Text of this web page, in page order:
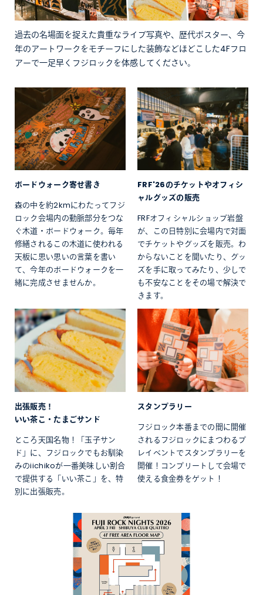
過去の名場面を捉えた貴重なライブ写真や、歴代ポスター、今
年のアートワークをモチーフにした装飾などほどこした4Fフロ
アーで一足早くフジロックを体感してください。
ボードウォーク寄せ書き
森の中を約2kmにわたってフジ
ロック会場内の動脈部分をつな
ぐ木道・ボードウォーク。毎年
修繕されるこの木道に使われる
天板に思い思いの言葉を書い
て、今年のボードウォークを一
緒に完成させませんか。
FRF'26のチケットやオフィシ
ャルグッズの販売
FRFオフィシャルショップ岩盤
が、この日特別に会場内で対面
でチケットやグッズを販売。わ
からないことを聞いたり、グッ
ズを手に取ってみたり、少しで
も不安なことをその場で解決で
きます。
出張販売！
いい茶こ・たまごサンド
ところ天国名物！「玉子サン
ド」に、フジロックでもお馴染
みのiichikoが一番美味しい割合
で提供する「いい茶こ」を、特
別に出張販売。
スタンプラリー
フジロック本番までの間に開催
されるフジロックにまつわるプ
レイベントでスタンプラリーを
開催！コンプリートして会場で
使える食金券をゲット！